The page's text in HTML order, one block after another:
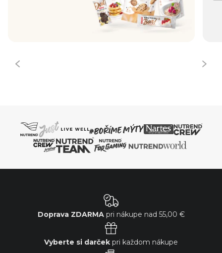
Doprava ZDARMApri nákupe nad 55,00 €
Vyberte si darček pri každom nákupe